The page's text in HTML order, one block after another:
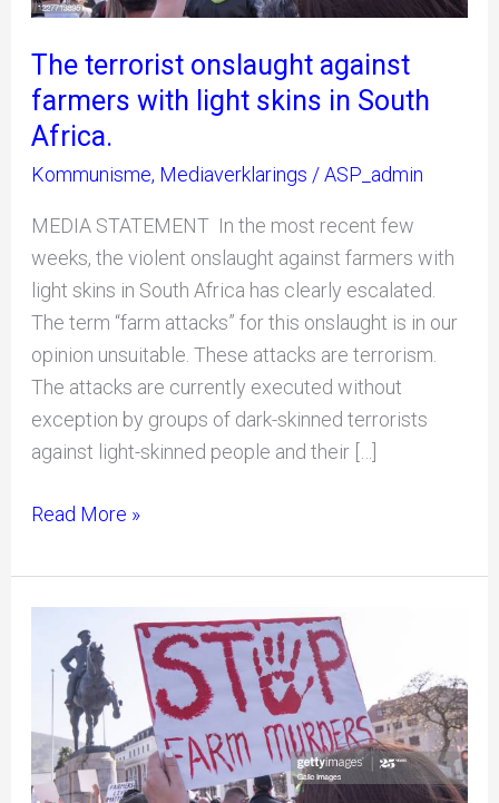
The terrorist onslaught against
farmers with light skins in South
Africa.
Kommunisme, Mediaverklarings /ASP_admin
MEDIA STATEMENT In the most recent few
weeks, the violent onslaught against farmers with
light skins in South Africa has clearly escalated.
The term “farm attacks” for this onslaught is in our
opinion unsuitable. These attacks are terrorism.
The attacks are currently executed without
exception by groups of dark-skinned terrorists
against light-skinned people and their […]
skins
in
South
Africa.
Read More »
terroristiese
aanslag
teen
ligvellige
plaasboere